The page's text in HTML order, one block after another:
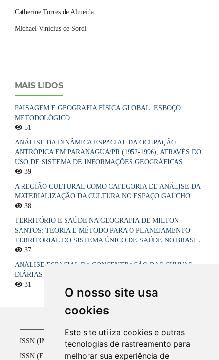
O nosso site usa
cookies
Este site utiliza cookies e outras
tecnologias de rastreamento para
melhorar sua experiência de
Catherine Torres de Almeida
Michael Vinicius de Sordi
MAIS LIDOS
PAISAGEM E GEOGRAFIA FÍSICA GLOBAL. ESBOÇO
METODOLÓGICO
51
ANÁLISE DA DINÂMICA ESPACIAL DA OCUPAÇÃO
ANTRÓPICA EM PARANAGUÁ/PR (1952-1996), ATRAVÉS DO
USO DE SISTEMA DE INFORMAÇÕES GEOGRÁFICAS
39
A REGIÃO CULTURAL COMO CATEGORIA DE ANÁLISE DA
MATERIALIZAÇÃO DA CULTURA NO ESPAÇO GAÚCHO
38
TERRITÓRIO E SAÚDE NA GEOGRAFIA DE MILTON
SANTOS: TEORIA E MÉTODO PARA O PLANEJAMENTO
TERRITORIAL DO SISTEMA ÚNICO DE SAÚDE NO BRASIL
37
ANÁLISE ESPACIAL DA CONCENTRAÇÃO DAS CHUVAS
DIÁRIAS NO ESTADO DA PARAÍBA, BRASIL
31
ISSN (IMPRESSO) 1516-4136 até 2008
ISSN (ELETRÔNICO) 2177-2738 a partir de 2009